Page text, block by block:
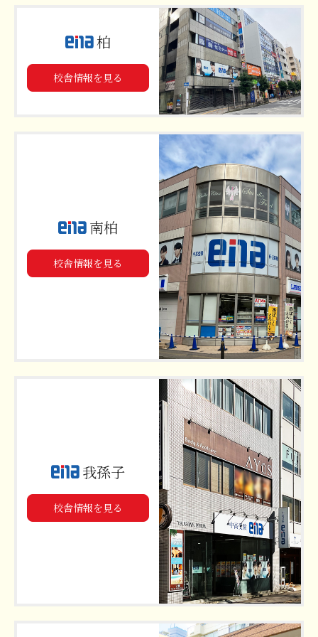
柏
校舎情報を見る
南柏
校舎情報を見る
我孫子
校舎情報を見る